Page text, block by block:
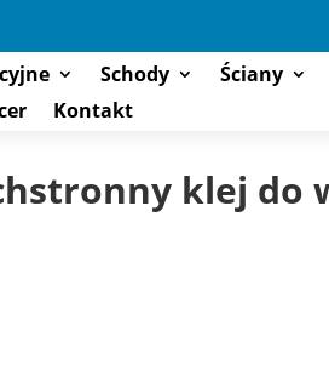
Schody Ściany
Kontakt
klej do